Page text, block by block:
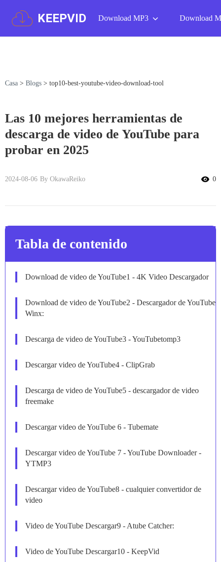
KEEPVID Download MP3 Download
Casa > Blogs > top10-best-youtube-video-download-tool
Las 10 mejores herramientas de
descarga de video de YouTube para
probar en 2025
2024-08-06 By OkawaReiko 0
Tabla de contenido
Download de video de YouTube1 - 4K Video Descargador
Download de video de YouTube2 - Descargador de YouTube
Winx:
Descarga de video de YouTube3 - YouTubetomp3
Descargar video de YouTube4 - ClipGrab
Descarga de video de YouTube5 - descargador de video
freemake
Descargar video de YouTube 6 - Tubemate
Descargar video de YouTube 7 - YouTube Downloader -
YTMP3
Descargar video de YouTube8 - cualquier convertidor de
video
Video de YouTube Descargar9 - Atube Catcher:
Video de YouTube Descargar10 - KeepVid